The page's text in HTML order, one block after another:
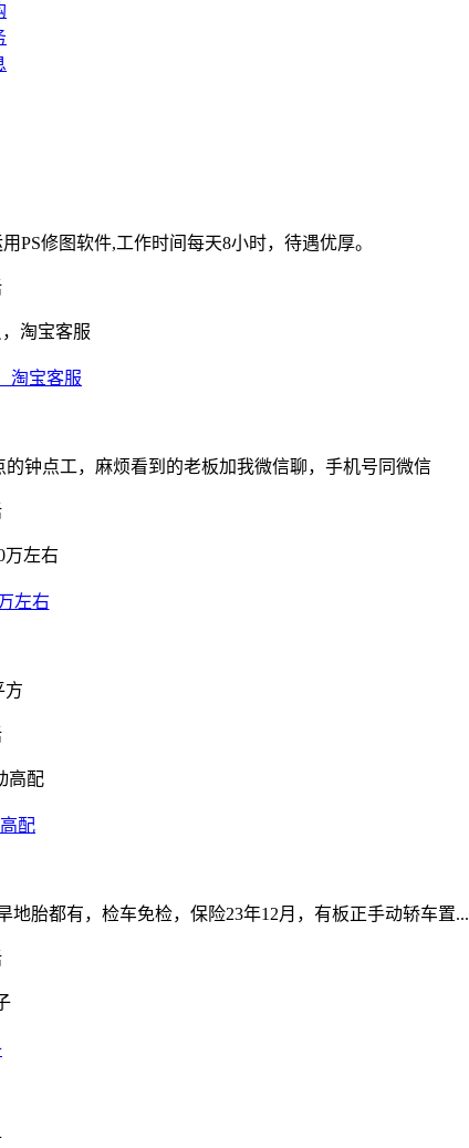
PS修图软件,工作时间每天8小时，待遇优厚。
淘宝客服
钟点工，麻烦看到的老板加我微信聊，手机号同微信
左右
方
配
胎都有，检车免检，保险23年12月，有板正手动轿车置...